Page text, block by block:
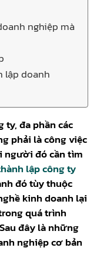
nghiệp mà
lập doanh
ty, đa phần các
phải là công việc
người đó cần tìm
lập công ty
đó tùy thuộc
kinh doanh lại
quá trình
đây là những
nghiệp cơ bản